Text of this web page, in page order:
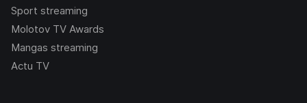
Sport streaming
Molotov TV Awards
Mangas streaming
Actu TV